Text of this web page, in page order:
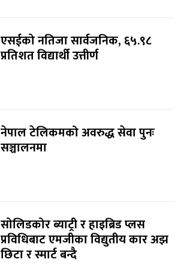
एसईको नतिजा सार्वजनिक, ६५.९८
प्रतिशत विद्यार्थी उत्तीर्ण
नेपाल टेलिकमको अवरुद्ध सेवा पुनः
सञ्चालनमा
सोलिडकोर ब्याट्री र हाइब्रिड प्लस
प्रविधिबाट एमजीका विद्युतीय कार अझ
छिटा र स्मार्ट बन्दै